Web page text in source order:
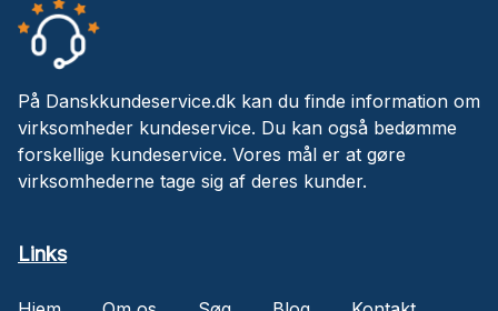
På Danskkundeservice.dk kan du finde information om
virksomheder kundeservice. Du kan også bedømme
forskellige kundeservice. Vores mål er at gøre
virksomhederne tage sig af deres kunder.
Links